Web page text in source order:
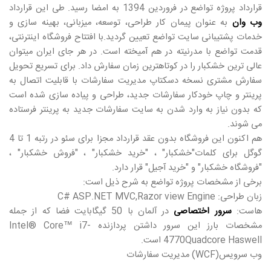
قرارداد پروژه تواضع در فروردین 1394 به امضا رسید. طی این قرارداد
وب وان به عنوان پیمان کار طراحی، توسعه، میزبانی، بهینه سازی و
خدمات پشتیبانی سایت تواضع تعیین گردید.با افتتاح فروشگاه اینترنتی،
قدمت تواضع با مدرنیته در هم آمیخته است. در هر جای ایران میتوان
عالی ترین خشکبار را در کوتاهترین زمان سفارش داد. برای تسریع تحویل
سفارش مشتری نسخه دسکتاپ مدیریت سفارشات با قابلیت اتصال به
پرینتر و چاپ خودکار سفارشات جدید، طراحی و پیاده سازی شده است
که بدون نیاز به وارد شدن به سایت سفارشات جدید به پرینتر فرستاده
می شوند.
هم اکنون این فروشگاه بدون عقد قرارداد مجزا برای سئو در رتبه 1 تا 4
گوگل برای کلمات"خشکبار" ، "خرید خشکبار" ، "فروش خشکبار" ،
"فروشگاه خشکبار" و "خرید آجیل" قرار دارد.
برخی از مشخصات پروژه تواضع به شرح ذیل است:
زبان طراحی: C# ASP.NET MVC,Razor view Engine
هاست:سرور اختصاصی
در آلمان با 50 گیگابایت فضا که از جمله
مشخصات بارز این سرور داشتن پردازنده Intel® Core™ i7-
4770Quadcore Haswell است.
وب سرویس(WCF) مدیریت سفارشات